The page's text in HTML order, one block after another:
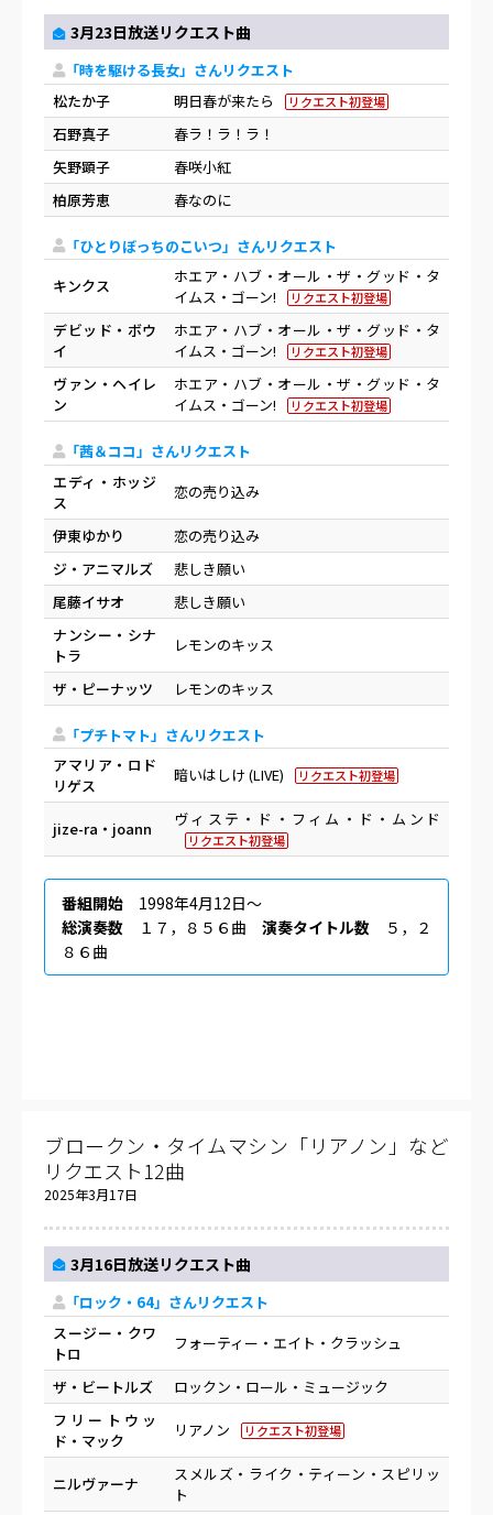
3月23日放送リクエスト曲
「時を駆ける長女」さんリクエスト
松たか子
明日春が来たら リクエスト初登場
石野真子
春ラ！ラ！ラ！
矢野顕子
春咲小紅
柏原芳恵
春なのに
「ひとりぼっちのこいつ」さんリクエスト
キンクス
ホエア・ハブ・オール・ザ・グッド・タ
イムス・ゴーン!
リクエスト初登場
デビッド・ボウ
イ
ホエア・ハブ・オール・ザ・グッド・タ
イムス・ゴーン!
リクエスト初登場
ヴァン・ヘイレ
ン
ホエア・ハブ・オール・ザ・グッド・タ
イムス・ゴーン!
リクエスト初登場
「茜＆ココ」さんリクエスト
エディ・ホッジ
ス
恋の売り込み
伊東ゆかり
恋の売り込み
ジ・アニマルズ
悲しき願い
尾藤イサオ
悲しき願い
ナンシー・シナ
トラ
レモンのキッス
ザ・ピーナッツ レモンのキッス
「プチトマト」さんリクエスト
アマリア・ロド
リゲス
暗いはしけ (LIVE) リクエスト初登場
jize-ra・joann ヴィステ・ド・フィム・ド・ムンド
リクエスト初登場
番組開始 1998年4月12日〜
総演奏数 １７，８５６曲 演奏タイトル数 ５，２
８６曲
ブロークン・タイムマシン「リアノン」など
リクエスト12曲
2025年3月17日
3月16日放送リクエスト曲
「ロック・64」さんリクエスト
スージー・クワ
トロ
フォーティー・エイト・クラッシュ
ザ・ビートルズ
ロックン・ロール・ミュージック
フリートウッ
ド・マック
リアノン リクエスト初登場
ニルヴァーナ
スメルズ・ライク・ティーン・スピリッ
ト